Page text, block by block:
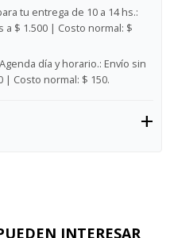
tu entrega de 10 a 14 hs.:
a $ 1.500 | Costo normal: $
día y horario.: Envío sin
| Costo normal: $ 150.
INTERESAR